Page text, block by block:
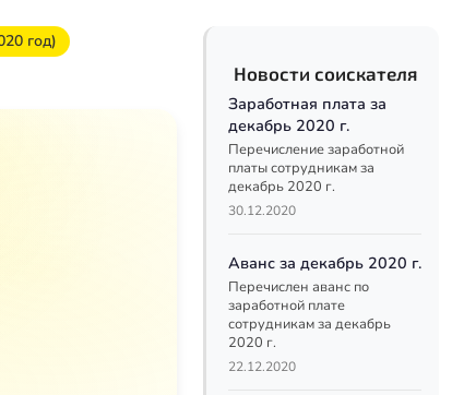
год)
Новости соискателя
Заработная плата за
декабрь 2020 г.
Перечисление заработной
платы сотрудникам за
декабрь 2020 г.
30.12.2020
Аванс за декабрь 2020 г.
Перечислен аванс по
заработной плате
сотрудникам за декабрь
2020 г.
22.12.2020